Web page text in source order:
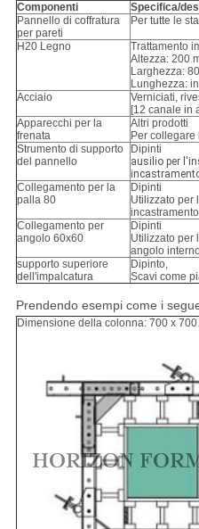
Componenti
Specifica/
Pannello di coffratura
per pareti
Per tutte le
H20 Legno
Trattamento
Altezza: 200
Larghezza:
Lunghezza:
Acciaio
Verniciati,
[12 canale in
Apparecchi per la
frenata
Altri prodotti
Per
Strumento di supporto
del pannello
Dipinti
ausilio per
Collegamento per la
palla 80
Dipinti
Utilizzato per
incastramento
Collegamento per
angolo 60x60
Dipinti
Utilizzato per
angolo
supporto superiore
dell'impalcatura
Dipinto,
Scavi come
Prendendo esempi come i
Dimensione della colonna: 700 x 700